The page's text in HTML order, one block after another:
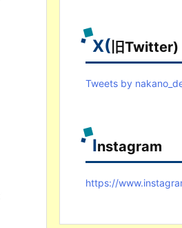
ブ
X( 旧Twitter)
Tweets by
Instagram
https://